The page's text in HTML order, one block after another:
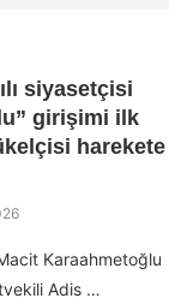
siyasetçisi
girişimi ilk
harekete
Karaahmetoğlu
Adis …